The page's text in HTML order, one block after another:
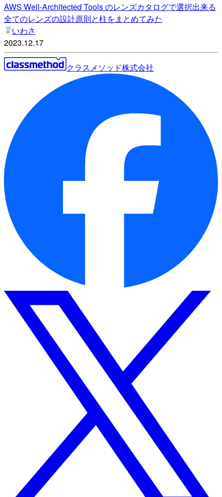
AWS Well-Architected Tools のレンズカタログで選択出来る
全てのレンズの設計原則と柱をまとめてみた
いわさ
2023.12.17
クラスメソッド株式会社